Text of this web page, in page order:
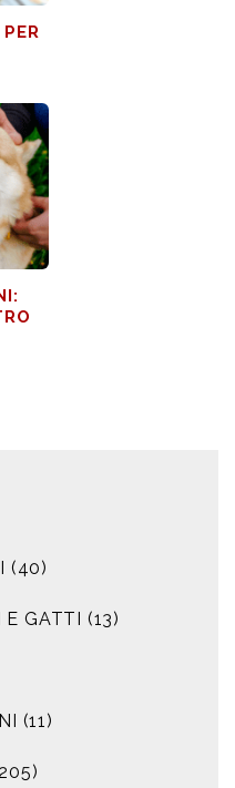
(40)
E GATTI (13)
(11)